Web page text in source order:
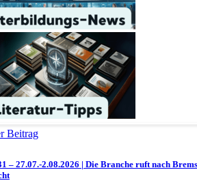
Beitrag
– 27.07.-2.08.2026 | Die Branche ruft nach